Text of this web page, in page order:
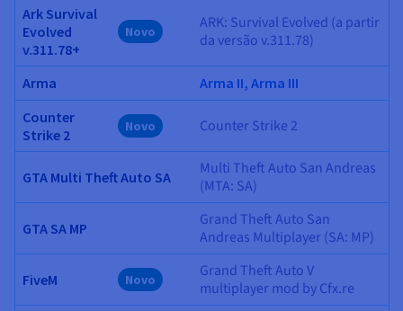
Ark Survival
Evolved
v.311.78+
Novo
ARK: Survival Evolved (a partir
da versão v.311.78)
Arma
Arma II, Arma III
Counter
Strike 2
Novo Counter Strike 2
GTA Multi Theft Auto SA
Multi Theft Auto San Andreas
(MTA: SA)
GTA SA MP
Grand Theft Auto San
Andreas Multiplayer (SA: MP)
FiveM Novo
Grand Theft Auto V
multiplayer mod by Cfx.re